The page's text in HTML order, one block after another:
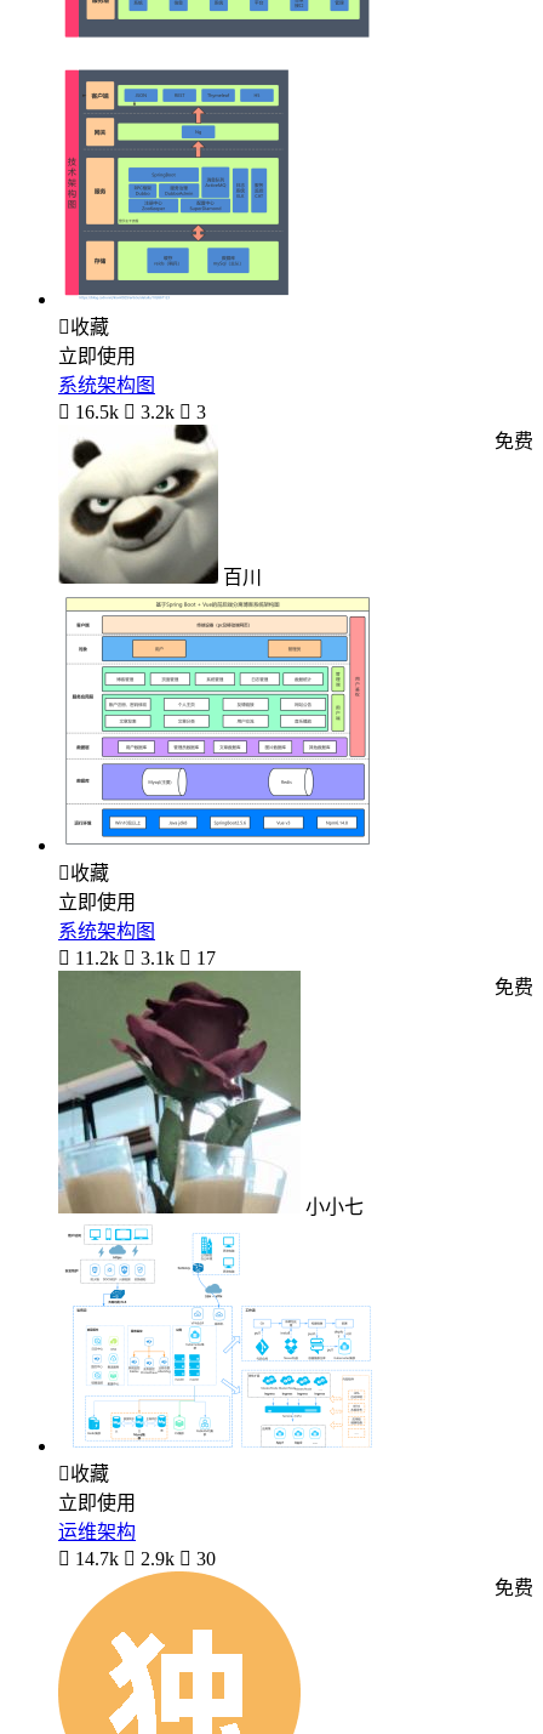
收藏
立即使用
系统架构图
 16.5k  3.2k  3
百川
免费
收藏
立即使用
系统架构图
 11.2k  3.1k  17
小小七
免费
收藏
立即使用
运维架构
 14.7k  2.9k  30
免费